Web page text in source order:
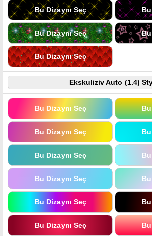
Bu Dizaynı Seç
Bu Dizaynı Seç Bu
Bu Dizaynı Seç
Ekskuliziv Auto (1.4)
Bu Dizaynı Seç Bu
Bu Dizaynı Seç
Bu Dizaynı Seç
Bu Dizaynı Seç
Bu Dizaynı Seç
Bu Dizaynı Seç Bu